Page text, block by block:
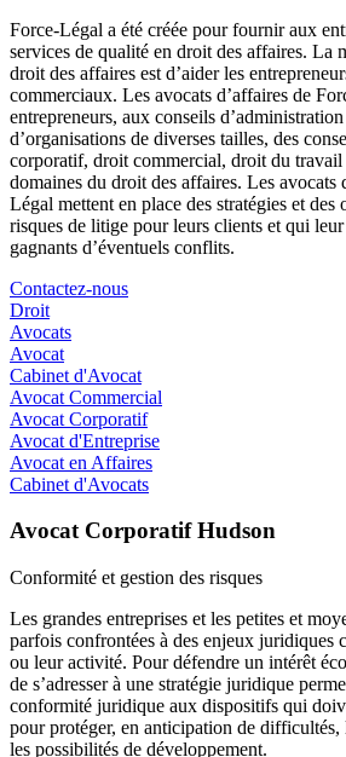
Force-Légal a été créée pour fournir aux
services de qualité en droit des affaires. La
droit des affaires est d’aider les
commerciaux. Les avocats d’affaires de
entrepreneurs, aux conseils
d’organisations de diverses tailles, des
corporatif, droit commercial, droit du travail
domaines du droit des affaires. Les avocats
Légal mettent en place des stratégies et des
risques de litige pour leurs clients et qui
gagnants d’éventuels conflits.
Contactez-nous
Droit
Avocats
Avocat
Cabinet d'Avocat
Avocat Commercial
Avocat Corporatif
Avocat d'Entreprise
Avocat en Affaires
Cabinet d'Avocats
Avocat Corporatif Hudson
Conformité et gestion des risques
Les grandes entreprises et les petites et
parfois confrontées à des enjeux juridiques
ou leur activité. Pour défendre un intérêt
de s’adresser à une stratégie juridique
conformité juridique aux dispositifs qui
pour protéger, en anticipation de difficultés,
les possibilités de développement.